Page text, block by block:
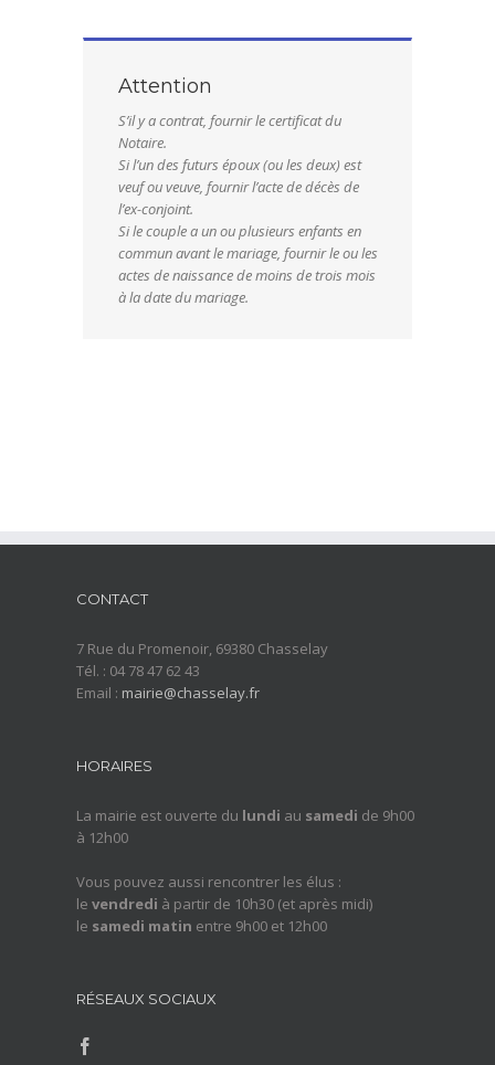
Attention
S’il y a contrat, fournir le certificat du
Notaire.
Si l’un des futurs époux (ou les deux) est
veuf ou veuve, fournir l’acte de décès de
l’ex-conjoint.
Si le couple a un ou plusieurs enfants en
commun avant le mariage, fournir le ou les
actes de naissance de moins de trois mois
à la date du mariage.
CONTACT
7 Rue du Promenoir, 69380 Chasselay
Tél. : 04 78 47 62 43
Email : mairie@chasselay.fr
HORAIRES
La mairie est ouverte du lundi au samedi de 9h00
à 12h00
Vous pouvez aussi rencontrer les élus :
le vendredi à partir de 10h30 (et après midi)
le samedi matin entre 9h00 et 12h00
RÉSEAUX SOCIAUX